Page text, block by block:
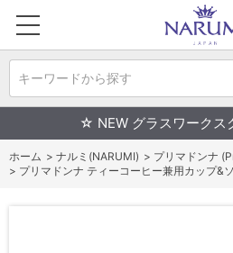
キーワードから探す
☆ NEW グラスワークス
ホーム > ナルミ(NARUMI) > プリマドンナ
> プリマドンナ ティーコーヒー兼用カップ